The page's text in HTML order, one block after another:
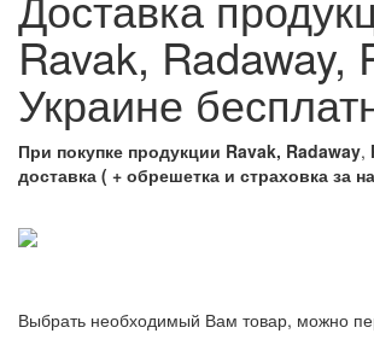
Ravak, Radaway,
Украине
При покупке продукции Ravak, Radaway,
доставка ( + обрешетка и страховка за
Выбрать необходимый Вам товар, можно